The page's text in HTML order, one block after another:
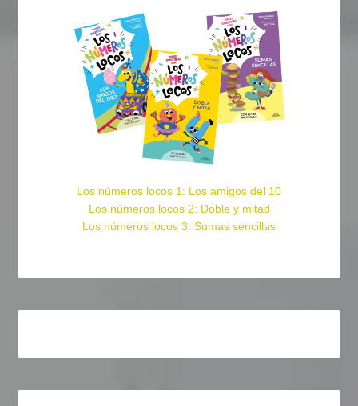
Los números locos 1: Los amigos del 10
Los números locos 2: Doble y mitad
Los números locos 3: Sumas sencillas